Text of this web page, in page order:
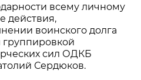
всему личному
действия,
воинского долга
сил ОДКБ
Сердюков.